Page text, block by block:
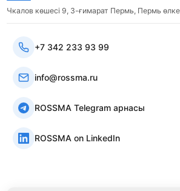
Чкалов көшесі 9, 3-ғимарат Пермь, Пермь
+7 342 233 93 99
info@rossma.ru
ROSSMA Telegram арнасы
ROSSMA on LinkedIn